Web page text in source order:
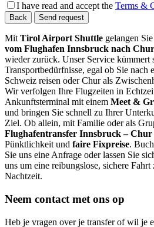
I have read and accept the Terms &
Back Send request
Mit Tirol Airport Shuttle gelangen
vom Flughafen Innsbruck nach Chur
wieder zurück. Unser Service kümmert
Transportbedürfnisse, egal ob Sie nach
Schweiz reisen oder Chur als
Wir verfolgen Ihre Flugzeiten in
Ankunftsterminal mit einem Meet &
und bringen Sie schnell zu Ihrer
Ziel. Ob allein, mit Familie oder als
Flughafentransfer Innsbruck – Chur
Pünktlichkeit und faire Fixpreise.
Sie uns eine Anfrage oder lassen Sie
uns um eine reibungslose, sichere Fahrt
Nachtzeit.
Neem contact met ons op
Heb je vragen over je transfer of wil je